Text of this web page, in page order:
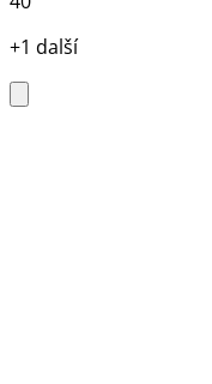
+1 další